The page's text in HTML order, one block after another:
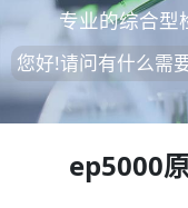
专业的综合型
您好!请问有什么需
ep5000